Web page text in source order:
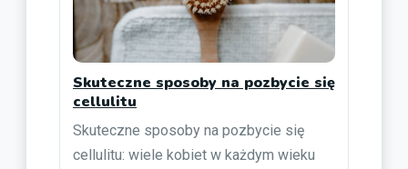
Skuteczne sposoby na pozbycie się
cellulitu
Skuteczne sposoby na pozbycie się
cellulitu: wiele kobiet w każdym wieku